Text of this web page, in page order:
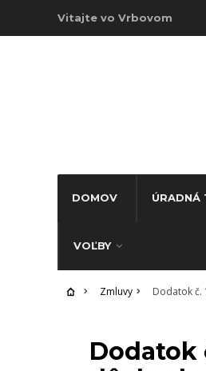
Vitajte vo Vrbovom
DOMOV ÚRADNÁ
VOĽBY
Zmluvy Dodatok č.
ZMLUVY
Dodatok